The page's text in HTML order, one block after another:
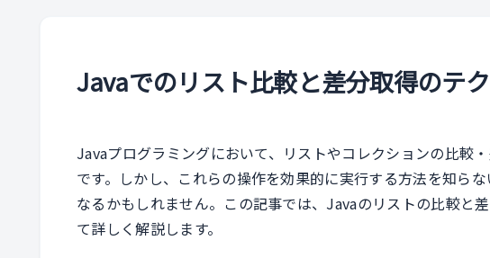
Javaでのリスト比較と差分取得のテ
Javaプログラミングにおいて、リストやコレクションの比較
です。しかし、これらの操作を効果的に実行する方法を知ら
なるかもしれません。この記事では、Javaのリストの比較と
て詳しく解説します。